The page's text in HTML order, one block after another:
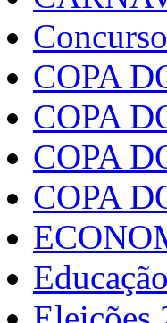
COPA
COPA
COPA
COPA
Educação